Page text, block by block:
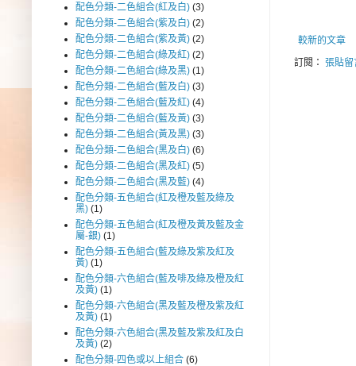
較新的文章
訂閱： 張貼留
配色分類-二色組合(紅及白) (3)
配色分類-二色組合(紫及白) (2)
配色分類-二色組合(紫及黃) (2)
配色分類-二色組合(綠及紅) (2)
配色分類-二色組合(綠及黑) (1)
配色分類-二色組合(藍及白) (3)
配色分類-二色組合(藍及紅) (4)
配色分類-二色組合(藍及黃) (3)
配色分類-二色組合(黃及黑) (3)
配色分類-二色組合(黑及白) (6)
配色分類-二色組合(黑及紅) (5)
配色分類-二色組合(黑及藍) (4)
配色分類-五色組合(紅及橙及藍及綠及
黑) (1)
配色分類-五色組合(紅及橙及黃及藍及金
屬-銀) (1)
配色分類-五色組合(藍及綠及紫及紅及
黃) (1)
配色分類-六色組合(藍及啡及綠及橙及紅
及黃) (1)
配色分類-六色組合(黑及藍及橙及紫及紅
及黃) (1)
配色分類-六色組合(黑及藍及紫及紅及白
及黃) (2)
配色分類-四色或以上組合 (6)